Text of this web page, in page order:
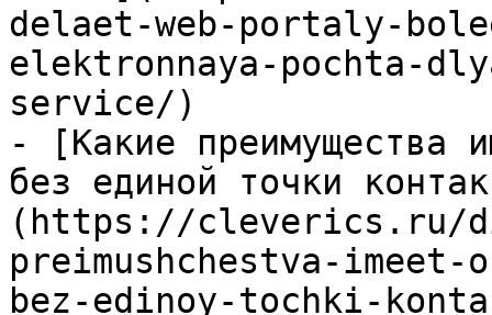
delaet-web-portaly-
elektronnaya-pochta-
service/)
- [Какие преимущества
без единой точки
(https://cleverics.ru/
preimushchestva-
bez-edinoy-tochki-